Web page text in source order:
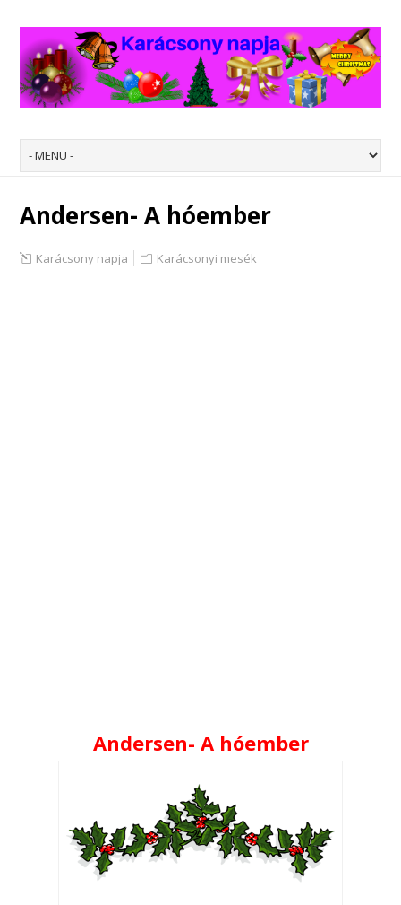
Andersen- A hóember
Karácsony napja Karácsonyi mesék
Andersen- A hóember